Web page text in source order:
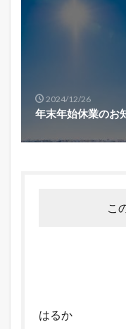
2024/12/26
年末年始休業のお
こ
はるか